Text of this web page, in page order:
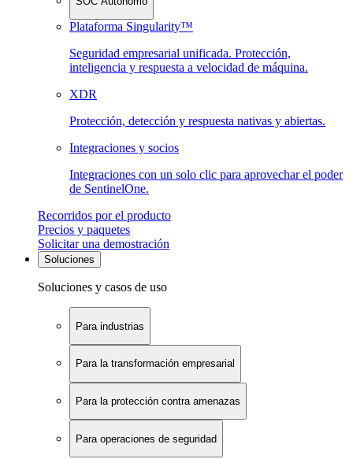
Plataforma Singularity™
Seguridad empresarial unificada. Protección,
inteligencia y respuesta a velocidad de máquina.
XDR
Protección, detección y respuesta nativas y abiertas.
Integraciones y socios
Integraciones con un solo clic para aprovechar el poder
de SentinelOne.
Recorridos por el producto
Precios y paquetes
Solicitar una demostración
Soluciones
Soluciones y casos de uso
Para industrias
Para la transformación empresarial
Para la protección contra amenazas
Para operaciones de seguridad